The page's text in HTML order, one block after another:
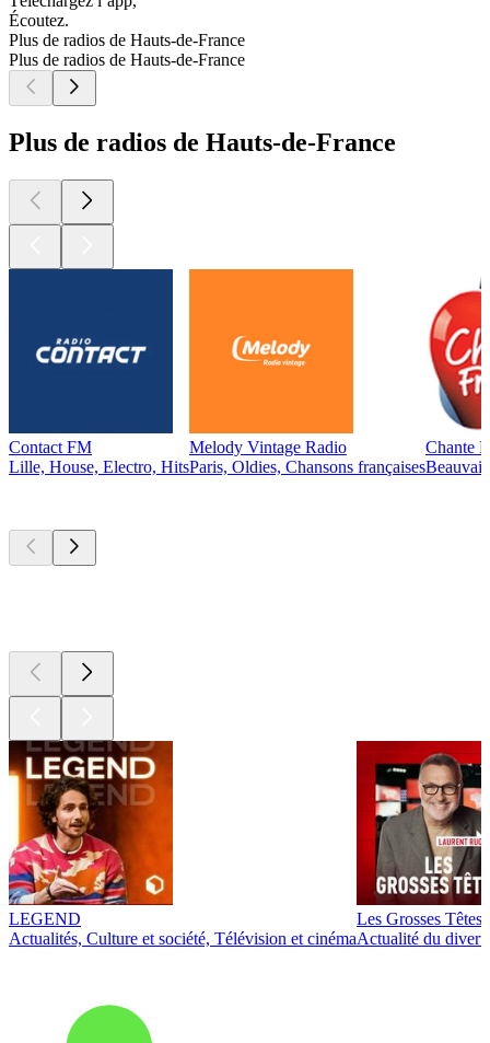
Écoutez.
Plus de radios de Hauts-de-France
Plus de radios de Hauts-de-France
Plus de radios de Hauts-de-France
Contact FM
Lille, House, Electro, Hits
Melody Vintage Radio
Paris, Oldies, Chansons françaises
Chante
LEGEND
Actualités, Culture et société, Télévision et cinéma
Les Grosses Têtes
Actualité du